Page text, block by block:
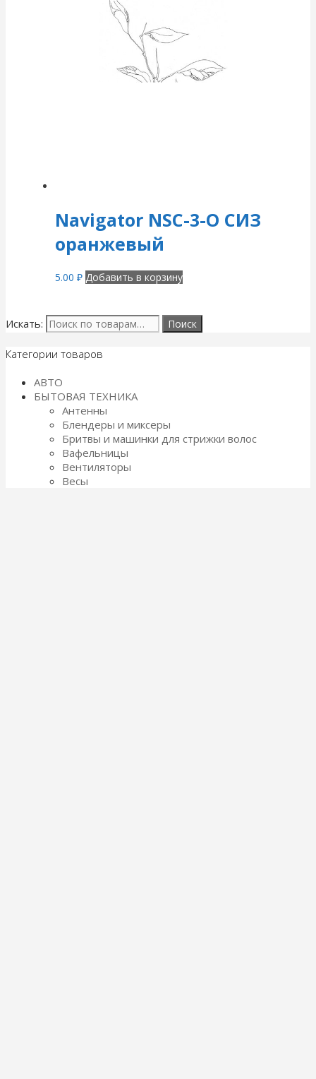
Navigator NSC-3-О СИЗ
оранжевый
5.00 ₽ Добавить в корзину
Искать:
Категории товаров
АВТО
БЫТОВАЯ ТЕХНИКА
Антенны
Блендеры и миксеры
Бритвы и машинки для стрижки волос
Вафельницы
Вентиляторы
Весы